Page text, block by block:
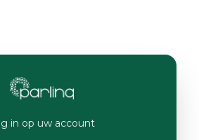
in op uw account